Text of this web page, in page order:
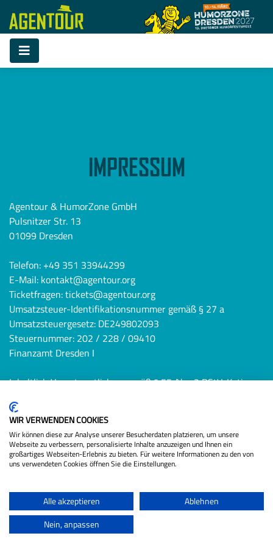
IMPRESSUM
Agentour & HumorZone GmbH
Pulsnitzer Str. 13
01099 Dresden
Telefon: +49 351 33944299
E-Mail: kontakt@agentour.org
Ticketfragen:tickets@agentour.org
Umsatzsteuer-Identifikationsnummer gemäß § 27 a
Umsatzsteuergesetz: DE249802093
Steuernummer: 202 / 228 / 09410
Finanzamt Dresden I
Inhaltlich Verantwortlicher gemäß § 55 Abs. 2 RStV: Katina
Startseite| Veranstaltungen | Datenschutz | Sicherheit | Kontakt |
Impressum
WIR VERWENDEN COOKIES
Wir können diese zur Analyse unserer Besucherdaten platzieren, um unsere
Webseite zu verbessern, personalisierte Inhalte anzuzeigen und Ihnen ein
großartiges Webseiten-Erlebnis zu bieten. Für weitere Informationen zu den von
uns verwendeten Cookies öffnen Sie die Einstellungen.
Alle akzeptieren
Ablehnen
Nein, anpassen